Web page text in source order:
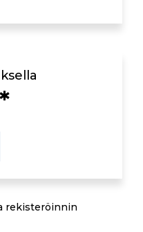
rekisteröinnin